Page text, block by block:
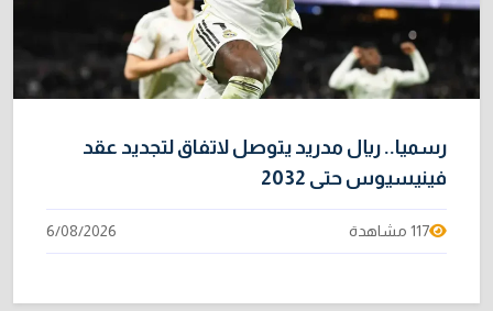
الموظفين
4/08/2026
رسميا.. ريال مدريد يتوصل لاتفاق لتجديد عقد
فينيسيوس حتى 2032
117 مشاهدة 6/08/2026